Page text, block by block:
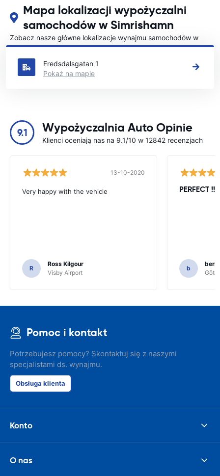
Mapa lokalizacji wypożyczalni
samochodów w Simrishamn
Zobacz nasze główne lokalizacje wynajmu samochodów w
Simrishamn
Fredsdalsgatan 1
Pokaż na mapie
9.1 Wypożyczalnia Auto Opinie
Klienci oceniają nas na 9.1/10 w 12842 recenzjach
13-10-2020
Very happy with the vehicle
R
Ross Kilgour
Visby Airport
PERFECT
b
Pomoc i kontakt
Potrzebujesz pomocy? Skontaktuj się z naszymi
specjalistami ds. wynajmu.
Obsługa klienta
Konto
O nas